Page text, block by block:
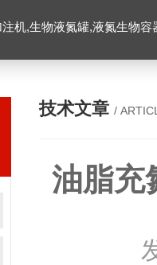
机,生物液氮罐,液氮生物容器,
技术文章 /
油脂充